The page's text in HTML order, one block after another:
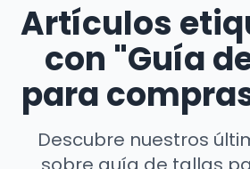
Artículos
con "Guía
para
Descubre nuestros